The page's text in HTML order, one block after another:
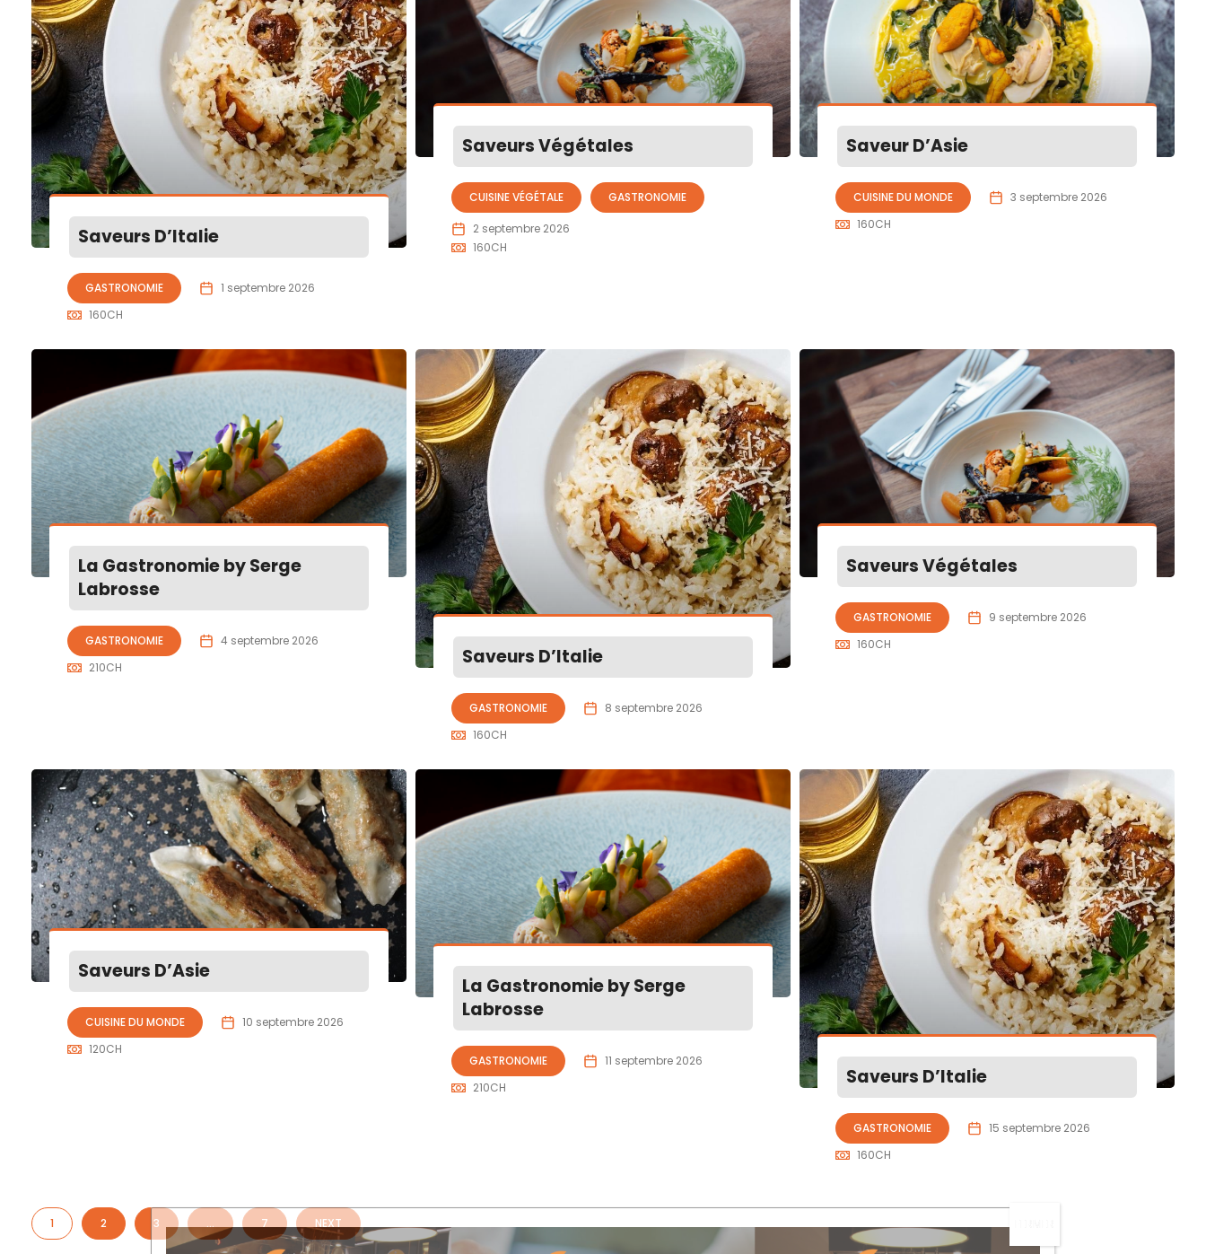
Saveurs D’Italie
GASTRONOMIE
1 septembre 2026
160CH
Saveurs Végétales
CUISINE VÉGÉTALE GASTRONOMIE
2 septembre 2026
160CH
Saveur D’Asie
CUISINE DU MONDE
3 septembre 2026
160CH
La Gastronomie by Serge
Labrosse
GASTRONOMIE
4 septembre 2026
210CH Saveurs D’Italie
GASTRONOMIE
8 septembre 2026
160CH
Saveurs Végétales
GASTRONOMIE
9 septembre 2026
160CH
Saveurs D’Asie
CUISINE DU MONDE
10 septembre 2026
120CH
La Gastronomie by Serge
Labrosse
GASTRONOMIE
11 septembre 2026
210CH Saveurs D’Italie
GASTRONOMIE
15 septembre 2026
160CH
1 2 3 … 7 NEXT